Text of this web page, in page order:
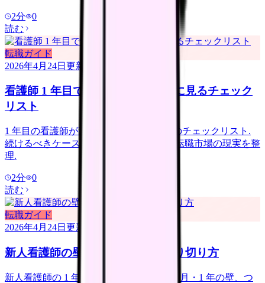
2分
0
読む
転職ガイド
2026年4月24日 更新
看護師 1 年目で辞めたい｜決断前に見るチェック
リスト
1 年目の看護師が辞めるか判断するためのチェックリスト.
続けるべきケース・辞めるべきケース・転職市場の現実を整
理.
2分
0
読む
転職ガイド
2026年4月24日 更新
新人看護師の壁｜最初の 1 年の乗り切り方
新人看護師の 1 年目ガイド。3 ヶ月・6 ヶ月・1 年の壁、つ